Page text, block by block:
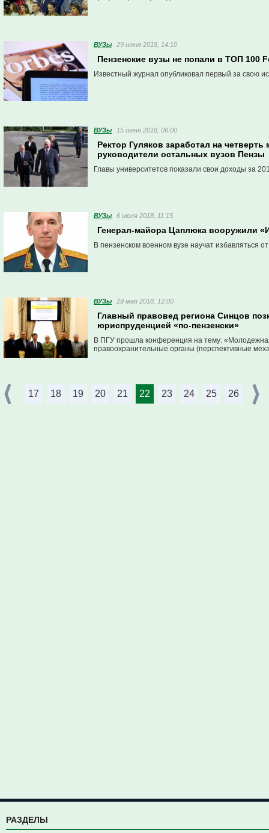
ВУЗы 29 июня 2018, 14:10
Пензенские вузы не попали в ТОП 100
Известный журнал опубликовал первый за свою
ВУЗы 15 июня 2018, 06:00
Ректор Гуляков заработал на
руководители остальных вузов Пензы
Главы университетов показали свои доходы за
ВУЗы 6 июня 2018, 11:15
Генерал-майора Цаплюка вооружили
В пензенском военном вузе научат избавляться
ВУЗы 29 мая 2018, 12:00
Главный правовед региона Синцов
юриспруденцией «по-пензенски»
В ПГУ прошла конференция на тему:
правоохранительные органы (перспективные
17 18 19 20 21 22 23 24 25 26
РАЗДЕЛЫ